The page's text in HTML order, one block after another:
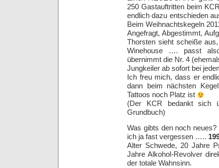
250 Gastauftritten beim
endlich dazu entschieden
Beim Weihnachtskegeln
Angefragt, Abgestimmt,
Thorsten sieht scheiße
Winehouse …. passt
übernimmt die Nr. 4
Jungkeiler ab sofort bei
Ich freu mich, dass er
dann beim nächsten
Tattoos noch Platz ist
(Der KCR bedankt sich
Grundbuch)
Was gibts den noch
ich ja fast vergessen …..
Alter Schwede, 20 Jahre
Jahre Alkohol-Revolver
der totale Wahnsinn.